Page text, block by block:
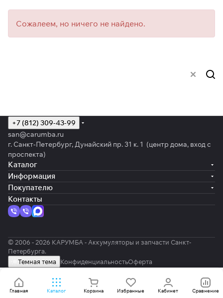
Сожалеем, но ничего не найдено.
Главная Каталог Корзина Избранные Кабинет Сравнение
+7 (812) 309-43-99
san@carumba.ru
г. Санкт-Петербург, Дунайский пр. 31 к. 1 (центр дома, вход с
проспекта)
Каталог
Информация
Покупателю
Контакты
© 2006 - 2026 КАРУМБА - Аккумуляторы и запчасти Санкт-
Петербурга.
Темная тема
КонфиденциальностьОферта